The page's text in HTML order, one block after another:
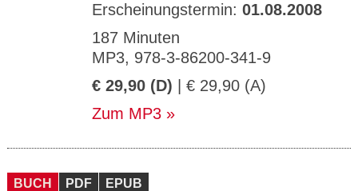
Erscheinungstermin: 01.08.2008
187 Minuten
MP3, 978-3-86200-341-9
€ 29,90 (D) | € 29,90 (A)
Zum MP3
BUCH PDF EPUB